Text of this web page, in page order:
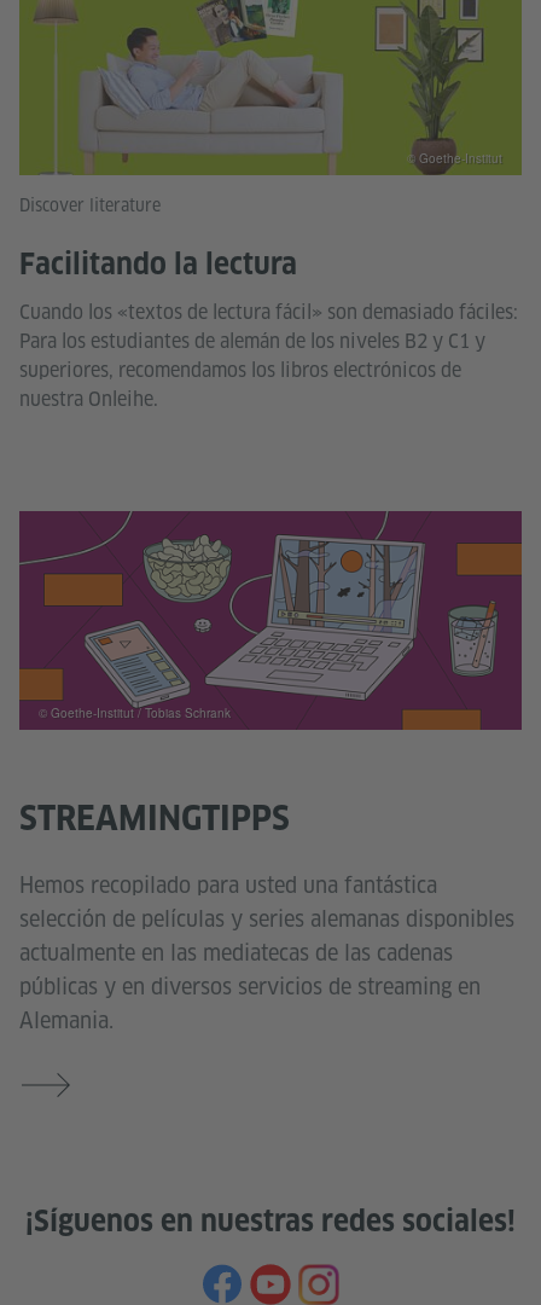
Discover literature
Facilitando la lectura
Cuando los «textos de lectura fácil» son demasiado fáciles:
Para los estudiantes de alemán de los niveles B2 y C1 y
superiores, recomendamos los libros electrónicos de
nuestra Onleihe.
© Goethe-Institut
STREAMINGTIPPS
Hemos recopilado para usted una fantástica
selección de películas y series alemanas disponibles
actualmente en las mediatecas de las cadenas
públicas y en diversos servicios de streaming en
Alemania.
© Goethe-Institut / Tobias Schrank
¡Síguenos en nuestras redes sociales!